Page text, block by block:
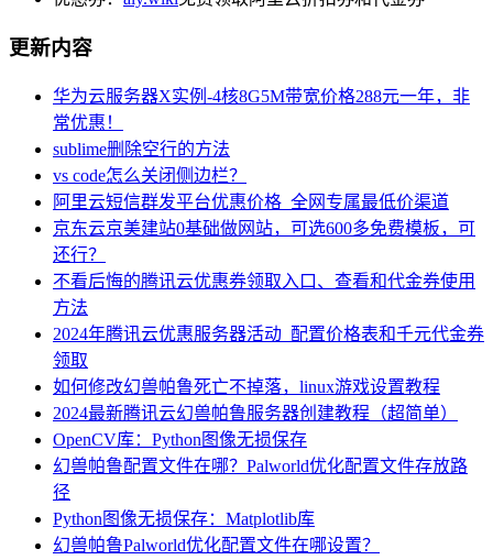
更新内容
华为云服务器X实例-4核8G5M带宽价格288元一年，非
常优惠！
sublime删除空行的方法
vs code怎么关闭侧边栏？
阿里云短信群发平台优惠价格_全网专属最低价渠道
京东云京美建站0基础做网站，可选600多免费模板，可
还行？
不看后悔的腾讯云优惠券领取入口、查看和代金券使用
方法
2024年腾讯云优惠服务器活动_配置价格表和千元代金券
领取
如何修改幻兽帕鲁死亡不掉落，linux游戏设置教程
2024最新腾讯云幻兽帕鲁服务器创建教程（超简单）
OpenCV库：Python图像无损保存
幻兽帕鲁配置文件在哪？Palworld优化配置文件存放路
径
Python图像无损保存：Matplotlib库
幻兽帕鲁Palworld优化配置文件在哪设置？